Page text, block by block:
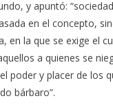
y apuntó:
en el concepto,
en la que se exige el
a quienes se
poder y placer de los
bárbaro”.